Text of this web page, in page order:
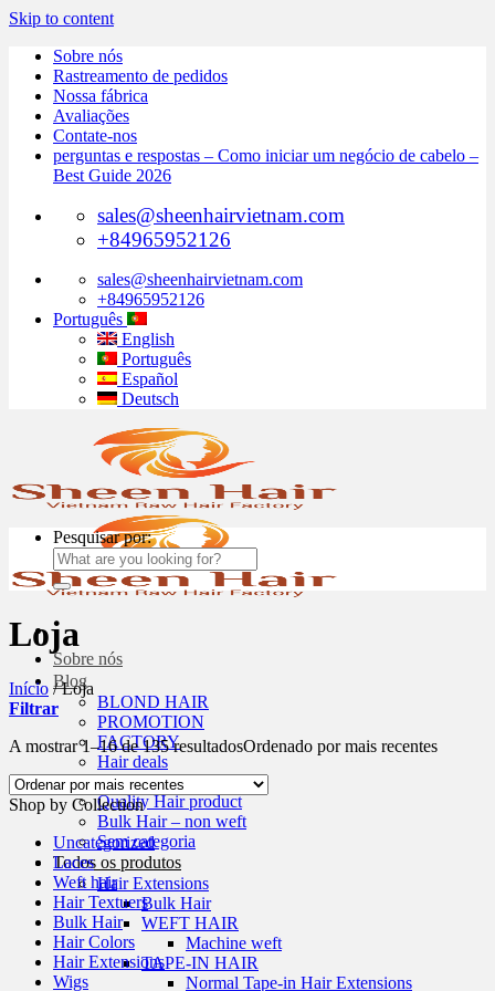
Skip to content
Sobre nós
Rastreamento de pedidos
Nossa fábrica
Avaliações
Contate-nos
perguntas e respostas – Como iniciar um negócio de cabelo –
Best Guide 2026
sales@sheenhairvietnam.com
+84965952126
sales@sheenhairvietnam.com
+84965952126
Português
English
Português
Español
Deutsch
Sobre nós
Blog
BLOND HAIR
PROMOTION
FACTORY
Hair deals
Wigs
Quality Hair product
Bulk Hair – non weft
Sem categoria
Todos os produtos
Hair Extensions
Bulk Hair
WEFT HAIR
Machine weft
TAPE-IN HAIR
Normal Tape-in Hair Extensions
Pesquisar por:
Loja
Início /Loja
Filtrar
A mostrar 1–16 de 135 resultadosOrdenado por mais recentes
Shop by Collection
Uncategorized
Laces
Weft hair
Hair Textuers
Bulk Hair
Hair Colors
Hair Extensions
Wigs